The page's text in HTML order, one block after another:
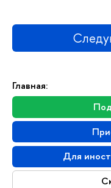
Главная:
Для